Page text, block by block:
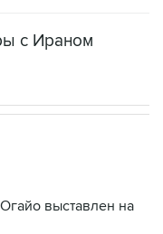
с Ираном
выставлен на